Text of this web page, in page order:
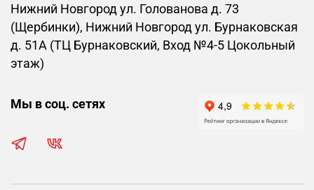
Нижний Новгород ул. Голованова д. 73
(Щербинки), Нижний Новгород ул. Бурнаковская
д. 51А (ТЦ Бурнаковский, Вход №4-5 Цокольный
этаж)
Мы в соц. сетях